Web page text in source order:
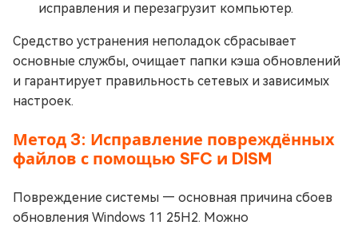
исправления и перезагрузит компьютер.
Средство устранения неполадок сбрасывает
основные службы, очищает папки кэша обновлений
и гарантирует правильность сетевых и зависимых
настроек.
Метод 3: Исправление повреждённых
файлов с помощью SFC и DISM
Повреждение системы — основная причина сбоев
обновления Windows 11 25H2. Можно